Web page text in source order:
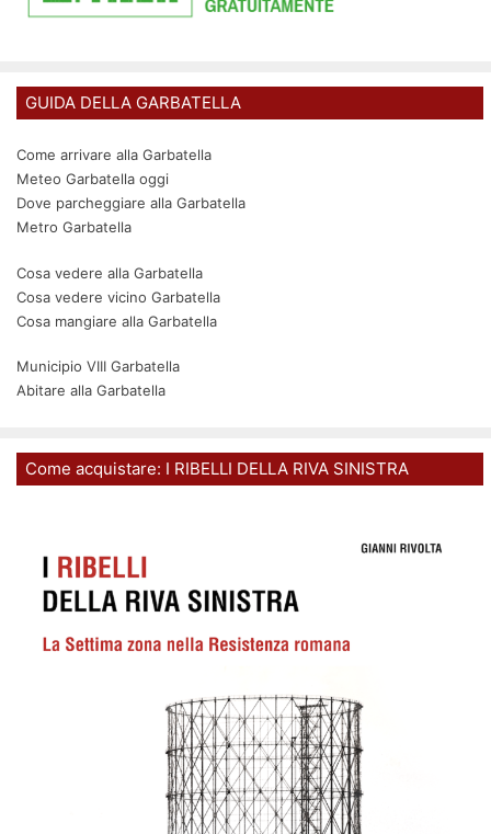
GUIDA DELLA GARBATELLA
Come arrivare alla Garbatella
Meteo Garbatella oggi
Dove parcheggiare alla Garbatella
Metro Garbatella
Cosa vedere alla Garbatella
Cosa vedere vicino Garbatella
Cosa mangiare alla Garbatella
Municipio VIII Garbatella
Abitare alla Garbatella
Come acquistare: I RIBELLI DELLA RIVA SINISTRA